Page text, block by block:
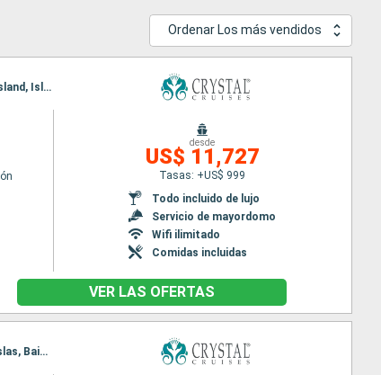
Ordenar Los más vendidos
Itinerario : Quebec, Baie-Comeau, Havre Saint Pierre, Saint Pierre y Miquelon, Sidney, Prince Charles Island, Islas de la Madeleine, Gaspe, Siete Islas, Saguenay, Quebec
desde
US$ 11,727
Tasas: +US$ 999
Todo incluido de lujo
Servicio de mayordomo
Wifi ilimitado
Comidas incluidas
VER LAS OFERTAS
Itinerario : Nueva York, Yarmouth, Halifax, Prince Charles Island, Islas de la Madeleine, Gaspe, Siete Islas, Baie-Comeau, Quebec